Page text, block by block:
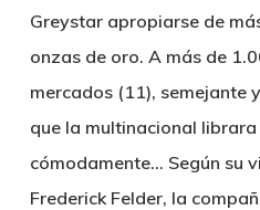
Greystar apropiarse de
onzas de oro. A más de
mercados (11), semejante
que la multinacional
cómodamente… Según su
Frederick Felder, la